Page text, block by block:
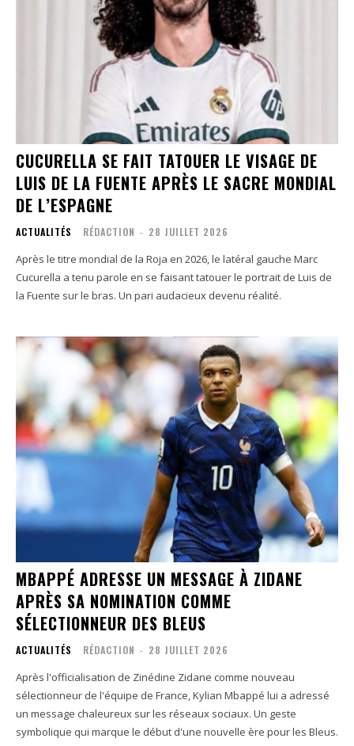
CUCURELLA SE FAIT TATOUER LE VISAGE DE
LUIS DE LA FUENTE APRÈS LE SACRE MONDIAL
DE L’ESPAGNE
ACTUALITÉS RÉDACTION - 28 JUILLET 2026
Après le titre mondial de la Roja en 2026, le latéral gauche Marc
Cucurella a tenu parole en se faisant tatouer le portrait de Luis de
la Fuente sur le bras. Un pari audacieux devenu réalité.
MBAPPÉ ADRESSE UN MESSAGE À ZIDANE
APRÈS SA NOMINATION COMME
SÉLECTIONNEUR DES BLEUS
ACTUALITÉS RÉDACTION - 28 JUILLET 2026
Après l'officialisation de Zinédine Zidane comme nouveau
sélectionneur de l'équipe de France, Kylian Mbappé lui a adressé
un message chaleureux sur les réseaux sociaux. Un geste
symbolique qui marque le début d'une nouvelle ère pour les Bleus.